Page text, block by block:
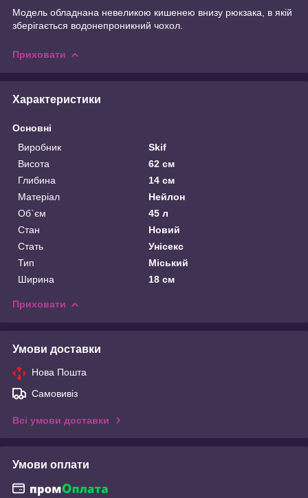
Модель обладнана невеликою кишенею внизу рюкзака, в якій
зберігається водонепроникний чохол.
Приховати
Характеристики
Основні
Виробник
Skif
Висота
62 см
Глибина
14 см
Матеріал
Нейлон
Об`єм
45 л
Стан
Новий
Стать
Унісекс
Тип
Міський
Ширина
18 см
Приховати
Умови доставки
Нова Пошта
Самовивіз
Всі умови доставки
Умови оплати